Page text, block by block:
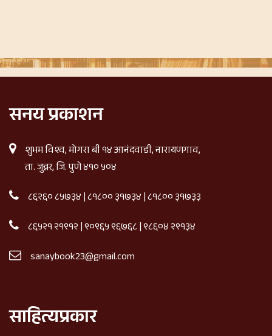
सनय प्रकाशन
शुभम विश्व, मोगरा बी १४ आनंदवाडी, नारायणगाव,
ता. जुन्नर, जि. पुणे ४१० ५०४
८६२६० ८५७३४|८१८०० ३१७३४|८१८०० ३१७३३
८६५२१ २१९१२|९०९६५ ९६७६८|९८६०४ २९१३४
sanaybook23@gmail.com
साहित्यप्रकार